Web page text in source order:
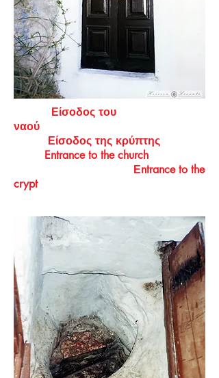
Είσοδος του
ναού
Είσοδος της κρύπτης
Entrance to the church
Εntrance to the
crypt